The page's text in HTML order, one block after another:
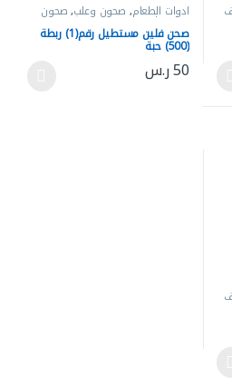
لهذا المنتج. يمكن اختيار
أدوات الطعام, صحون وعلب,صحون
وعلب فلين
صحن فلين مستطيل رقم(1) ربطة
(500) حبة
50ر.س
هناك العديد من الأشكال
لهذا المنتج. يمكن اختيار